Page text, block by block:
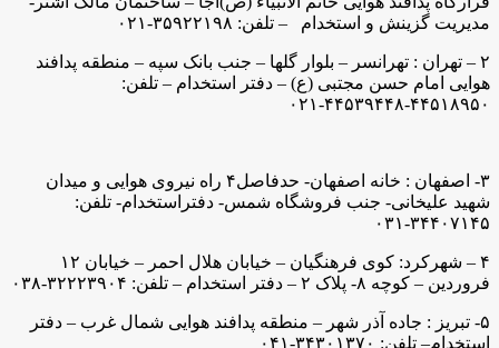
مدیریت گزینش و استخدام – تلفن: ۳۵۹۲۲۱۹۸-۰۲۱
۲ – تهران : تهرانسر – بلوار گلها – جنب بانک سپه – منطقه پدافند
هوایی امام حسن مجتبی (ع) – دفتر استخدام – تلفن:
۴۴۵۱۸۹۵۰-۴۴۵۳۹۴۴۸-۰۲۱
۳- اصفهان : خانه اصفهان- حدفاصل۴ راه نیروی هوایی و میدان
شهید علیخانی- جنب فروشگاه شمس- دفتراستخدام- تلفن:
۳۴۴۰۷۱۴۵-۰۳۱
۴ – شهرکرد: کوی فرهنگیان – خیابان هلال احمر – خیابان ۱۲
فروردین – کوچه ۸- پلاک ۲ – دفتر استخدام – تلفن: ۳۲۲۲۳۹۰۴-۰۳۸
۵- تبریز : جاده آذر شهر – منطقه پدافند هوایی شمال غرب – دفتر
استخدام– تلفن: ۳۴۳۰۱۳۷۰-۰۴۱